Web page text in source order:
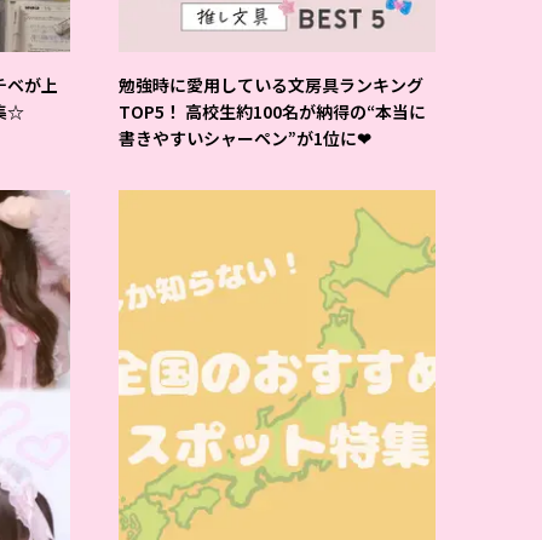
ベが上
☆
勉強時に愛用している文房具ランキング
TOP5！ 高校生約100名が納得の“本当に
書きやすいシャーペン”が1位に❤